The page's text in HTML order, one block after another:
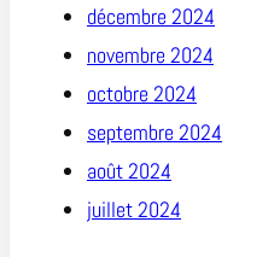
décembre 2024
novembre 2024
octobre 2024
septembre 2024
août 2024
juillet 2024